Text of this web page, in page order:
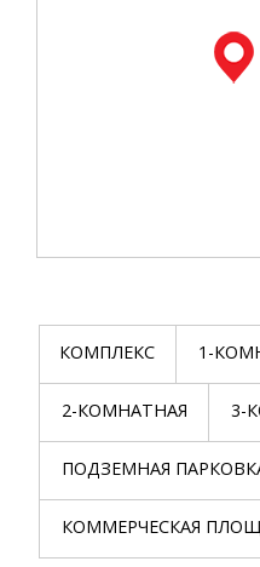
КОМПЛЕКС 1-
2-КОМНАТНАЯ 3-
ПОДЗЕМНАЯ
КОММЕРЧЕСКАЯ